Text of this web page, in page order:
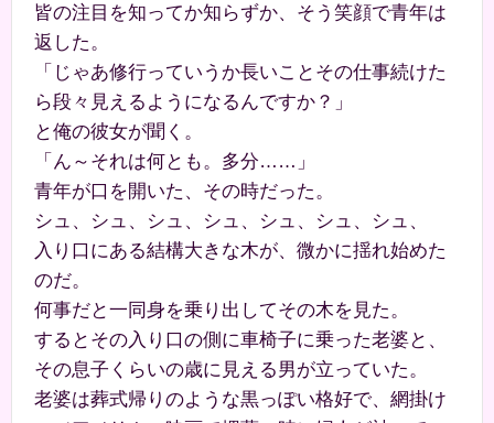
皆の注目を知ってか知らずか、そう笑顔で青年は
返した。
「じゃあ修行っていうか長いことその仕事続けた
ら段々見えるようになるんですか？」
と俺の彼女が聞く。
「ん～それは何とも。多分……」
青年が口を開いた、その時だった。
シュ、シュ、シュ、シュ、シュ、シュ、シュ、
入り口にある結構大きな木が、微かに揺れ始めた
のだ。
何事だと一同身を乗り出してその木を見た。
するとその入り口の側に車椅子に乗った老婆と、
その息子くらいの歳に見える男が立っていた。
老婆は葬式帰りのような黒っぽい格好で、網掛け